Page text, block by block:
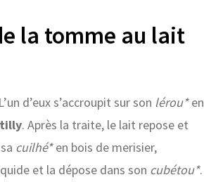
la tomme au lait
d’eux s’accroupit sur son lérou*en
. Après la traite, le lait repose et
cuilhé*en bois de merisier,
et la dépose dans son cubétou*.